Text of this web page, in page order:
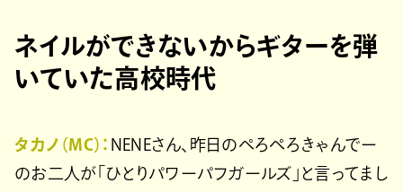
ネイルができないからギターを弾
いていた高校時代
タカノ（MC）： NENEさん、昨日のぺろぺろきゃんでー
のお二人が「ひとりパワーパフガールズ」と言ってまし